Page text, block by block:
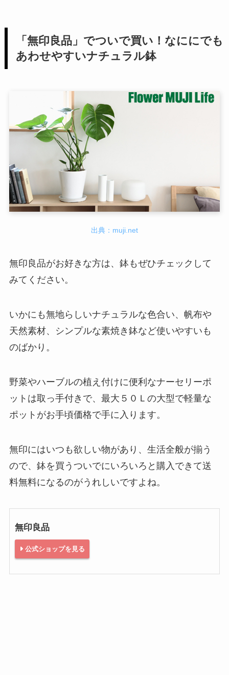
「無印良品」でついで買い！なににでも
あわせやすいナチュラル鉢
出典：muji.net
無印良品がお好きな方は、鉢もぜひチェックして
みてください。
いかにも無地らしいナチュラルな色合い、帆布や
天然素材、シンプルな素焼き鉢など使いやすいも
のばかり。
野菜やハーブルの植え付けに便利なナーセリーポ
ットは取っ手付きで、最大５０Ｌの大型で軽量な
ポットがお手頃価格で手に入ります。
無印にはいつも欲しい物があり、生活全般が揃う
ので、鉢を買うついでにいろいろと購入できて送
料無料になるのがうれしいですよね。
無印良品
公式ショップを見る